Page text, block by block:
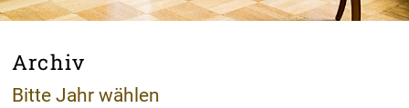
Archiv
Bitte Jahr wählen